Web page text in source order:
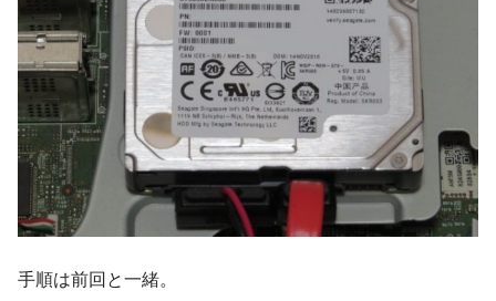
手順は前回と一緒。